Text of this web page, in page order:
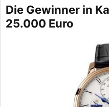
Die Gewinner in
25.000 Euro